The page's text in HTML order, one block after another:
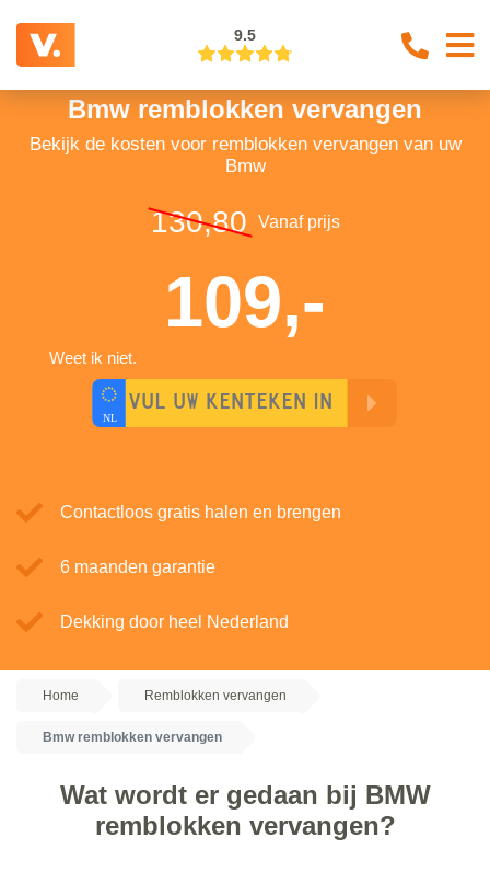
9.5
Bmw remblokken vervangen
Bekijk de kosten voor remblokken vervangen van uw
Bmw
130,80 Vanaf prijs
109,-
Weet ik niet.
Contactloos gratis halen en brengen
6 maanden garantie
Dekking door heel Nederland
Home Remblokken vervangen
Bmw remblokken vervangen
Wat wordt er gedaan bij BMW
remblokken vervangen?